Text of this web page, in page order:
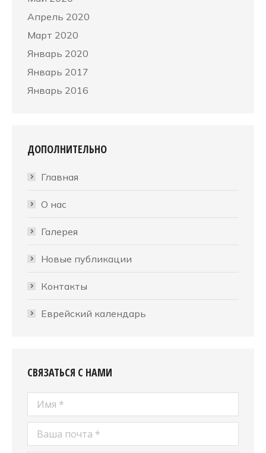
Апрель 2020
Март 2020
Январь 2020
Январь 2017
Январь 2016
ДОПОЛНИТЕЛЬНО
Главная
О нас
Галерея
Новые публикации
Контакты
Еврейский календарь
СВЯЗАТЬСЯ С НАМИ
Имя *
Ваша почта *